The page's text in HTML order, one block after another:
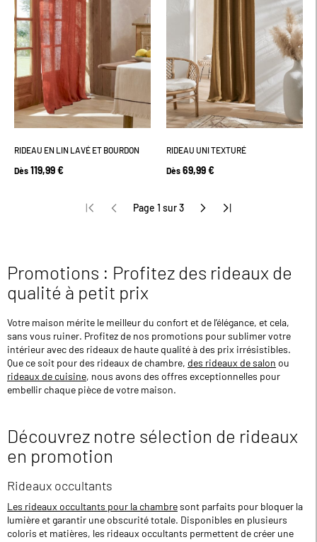
RIDEAU EN LIN LAVÉ ET BOURDON
Dès 119,99 €
RIDEAU UNI TEXTURÉ
Dès 69,99 €
Page 1 sur 3
Promotions : Profitez des rideaux de
qualité à petit prix
Votre maison mérite le meilleur du confort et de l’élégance, et cela,
sans vous ruiner. Profitez de nos promotions pour sublimer votre
intérieur avec des rideaux de haute qualité à des prix irrésistibles.
Que ce soit pour des rideaux de chambre, des rideaux de salon ou
rideaux de cuisine, nous avons des offres exceptionnelles pour
embellir chaque pièce de votre maison.
Découvrez notre sélection de rideaux
en promotion
Rideaux occultants
Les rideaux occultants pour la chambresont parfaits pour bloquer la
lumière et garantir une obscurité totale. Disponibles en plusieurs
coloris et matières, les rideaux occultants permettent de créer une